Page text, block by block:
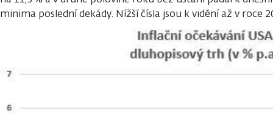
minima poslední dekády. Nížší čísla jsou k vidění až v roce